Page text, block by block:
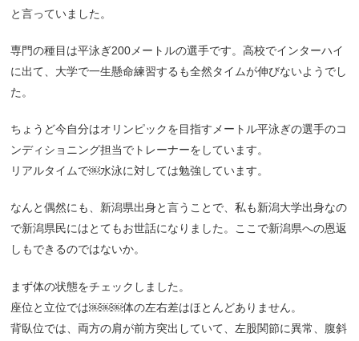
と言っていました。
専門の種目は平泳ぎ200メートルの選手です。高校でインターハイ
に出て、大学で一生懸命練習するも全然タイムが伸びないようでし
た。
ちょうど今自分はオリンピックを目指すメートル平泳ぎの選手のコ
ンディショニング担当でトレーナーをしています。
リアルタイムで￼水泳に対しては勉強しています。
なんと偶然にも、新潟県出身と言うことで、私も新潟大学出身なの
で新潟県民にはとてもお世話になりました。ここで新潟県への恩返
しもできるのではないか。
まず体の状態をチェックしました。
座位と立位では￼￼￼体の左右差はほとんどありません。
背臥位では、両方の肩が前方突出していて、左股関節に異常、腹斜